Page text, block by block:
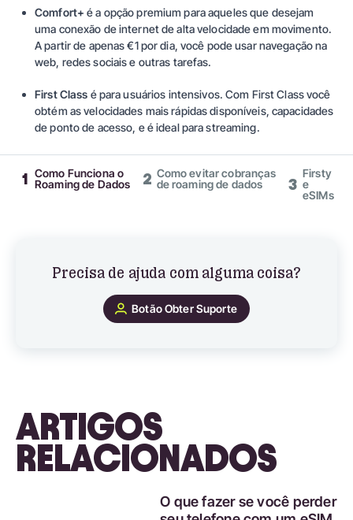
Comfort+ é a opção premium para aqueles que desejam
uma conexão de internet de alta velocidade em movimento.
A partir de apenas €1 por dia, você pode usar navegação na
web, redes sociais e outras tarefas.
First Class é para usuários intensivos. Com First Class você
obtém as velocidades mais rápidas disponíveis, capacidades
de ponto de acesso, e é ideal para streaming.
1 Como Funciona o
Roaming de Dados
2 Como evitar cobranças
de roaming de dados
3
Firsty
e
eSIMs
Precisa de ajuda com alguma coisa?
Botão Obter Suporte
ARTIGOS
RELACIONADOS
O que fazer se você perder